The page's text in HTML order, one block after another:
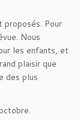
proposés. Pour
Nous
les enfants, et
plaisir que
des plus